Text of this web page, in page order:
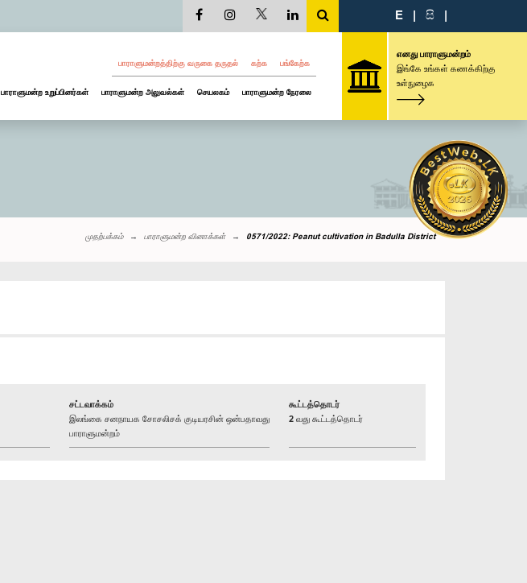
E | සි |
பாராளுமன்றத்திற்கு வருகை தருதல் கற்க பங்கேற்க
பாராளுமன்ற உறுப்பினர்கள் பாராளுமன்ற அலுவல்கள் செயலகம் பாராளுமன்ற நேரலை
எனது பாராளுமன்றம்
இங்கே உங்கள் கணக்கிற்கு
உள்நுழைக
முதற்பக்கம் பாராளுமன்ற வினாக்கள் 0571/2022: Peanut cultivation in Badulla District
சட்டவாக்கம்
இலங்கை சனநாயக சோசலிசக் குடியரசின் ஒன்பதாவது
பாராளுமன்றம்
கூட்டத்தொடர்
2 வது கூட்டத்தொடர்